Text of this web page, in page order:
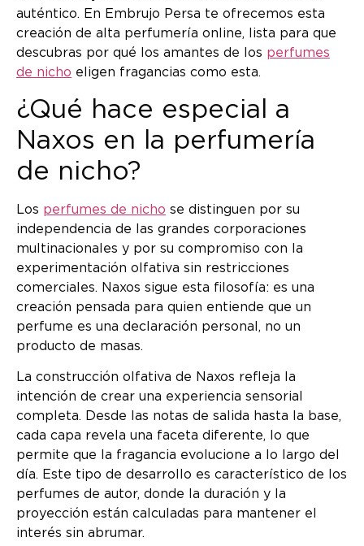
auténtico. En Embrujo Persa te ofrecemos esta
creación de alta perfumería online, lista para que
descubras por qué los amantes de los perfumes
de nicho eligen fragancias como esta.
¿Qué hace especial a
Naxos en la perfumería
de nicho?
Los perfumes de nicho se distinguen por su
independencia de las grandes corporaciones
multinacionales y por su compromiso con la
experimentación olfativa sin restricciones
comerciales. Naxos sigue esta filosofía: es una
creación pensada para quien entiende que un
perfume es una declaración personal, no un
producto de masas.
La construcción olfativa de Naxos refleja la
intención de crear una experiencia sensorial
completa. Desde las notas de salida hasta la base,
cada capa revela una faceta diferente, lo que
permite que la fragancia evolucione a lo largo del
día. Este tipo de desarrollo es característico de los
perfumes de autor, donde la duración y la
proyección están calculadas para mantener el
interés sin abrumar.